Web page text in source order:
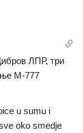
ЛПР, три
М-777
u sumu i
oko smedje